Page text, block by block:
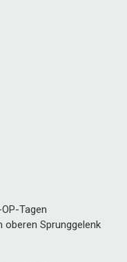
Tagen
Sprunggelenk